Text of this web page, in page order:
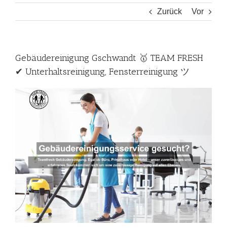
Zurück Vor
Gebäudereinigung Gschwandt 🥇 TEAM FRESH
✔ Unterhaltsreinigung, Fensterreinigung ツ